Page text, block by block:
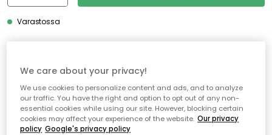
Varastossa
Nopeat ja joustavat toimitukset
Avoin palautusoikeus 30 päivän ajan
We care about your privacy!
We use cookies to personalize content and ads, and to analyze
our traffic. You have the right and option to opt out of any non-
essential cookies while using our site. However, blocking certain
cookies may affect your experience of the website. Our privacy
policy Google's privacy policy